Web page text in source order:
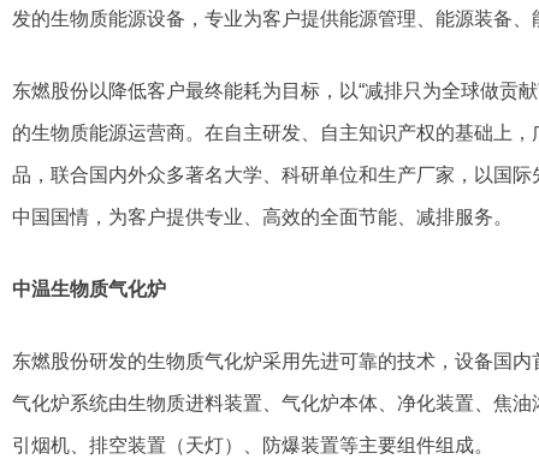
发的生物质能源设备，专业为客户提供能源管理、能源装备、
东燃股份以降低客户最终能耗为目标，以“减排只为全球做贡
的生物质能源运营商。在自主研发、自主知识产权的基础上
品，联合国内外众多著名大学、科研单位和生产厂家，以国
中国国情，为客户提供专业、高效的全面节能、减排服务。
中温生物质气化炉
东燃股份研发的生物质气化炉采用先进可靠的技术，设备国
气化炉系统由生物质进料装置、气化炉本体、净化装置、焦
引烟机、排空装置（天灯）、防爆装置等主要组件组成。